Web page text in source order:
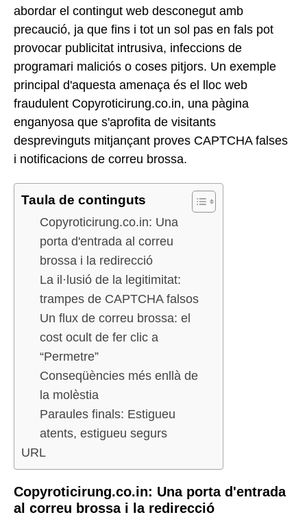
abordar el contingut web desconegut amb
precaució, ja que fins i tot un sol pas en fals pot
provocar publicitat intrusiva, infeccions de
programari maliciós o coses pitjors. Un exemple
principal d'aquesta amenaça és el lloc web
fraudulent Copyroticirung.co.in, una pàgina
enganyosa que s'aprofita de visitants
desprevinguts mitjançant proves CAPTCHA falses
i notificacions de correu brossa.
Taula de continguts
Copyroticirung.co.in: Una
porta d'entrada al correu
brossa i la redirecció
La il·lusió de la legitimitat:
trampes de CAPTCHA falsos
Un flux de correu brossa: el
cost ocult de fer clic a
“Permetre”
Conseqüències més enllà de
la molèstia
Paraules finals: Estigueu
atents, estigueu segurs
URL
Copyroticirung.co.in: Una porta d'entrada
al correu brossa i la redirecció